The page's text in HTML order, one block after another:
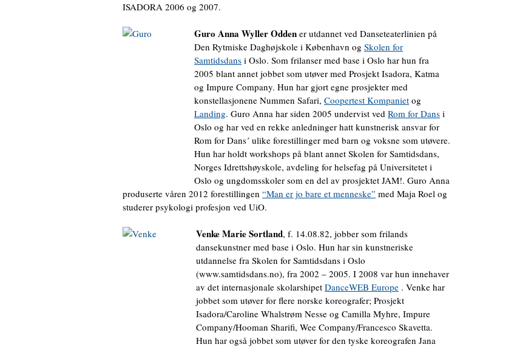
ISADORA 2006 og 2007.
Guro Anna Wyller Odden er utdannet ved Danseteaterlinien på
Den Rytmiske Daghøjskole i København og Skolen for
Samtidsdans i Oslo. Som frilanser med base i Oslo har hun fra
2005 blant annet jobbet som utøver med Prosjekt Isadora, Katma
og Impure Company. Hun har gjort egne prosjekter med
konstellasjonene Nummen Safari, Coopertest Kompaniet og
Landing. Guro Anna har siden 2005 undervist ved Rom for Dans i
Oslo og har ved en rekke anledninger hatt kunstnerisk ansvar for
Rom for Dans´ ulike forestillinger med barn og voksne som utøvere.
Hun har holdt workshops på blant annet Skolen for Samtidsdans,
Norges Idrettshøyskole, avdeling for helsefag på Universitetet i
Oslo og ungdomsskoler som en del av prosjektet JAM!. Guro Anna
produserte våren 2012 forestillingen “Man er jo bare et menneske” med Maja Roel og
studerer psykologi profesjon ved UiO.
Venke MarieSortland, f. 14.08.82, jobber som frilands
dansekunstner med base i Oslo. Hun har sin kunstneriske
utdannelse fra Skolen for Samtidsdans i Oslo
(www.samtidsdans.no), fra 2002 – 2005. I 2008 var hun innehaver
av det internasjonale skolarshipet DanceWEB Europe . Venke har
jobbet som utøver for flere norske koreografer; Prosjekt
Isadora/Caroline Whalstrøm Nesse og Camilla Myhre, Impure
Company/Hooman Sharifi, Wee Company/Francesco Skavetta.
Hun har også jobbet som utøver for den tyske koreografen Jana